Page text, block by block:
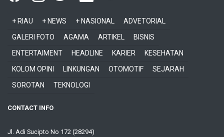
+ RIAU + NEWS + NASIONAL
ADVETORIAL
GALERI FOTO
AGAMA ARTIKEL
BISNIS
ENTERTAIMENT
HEADLINE KARIER
KESEHATAN
KOLOM OPINI
LINKUNGAN OTOMOTIF
SEJARAH
SOROTAN
TEKNOLOGI
CONTACT INFO
Jl. Adi Sucipto No 172 (28294)